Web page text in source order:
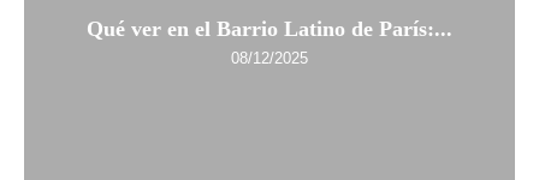
Qué ver en el Barrio Latino de París:...
08/12/2025